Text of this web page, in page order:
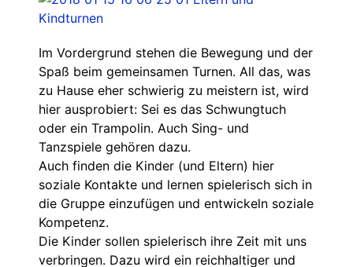
Im Vordergrund stehen die Bewegung und der
Spaß beim gemeinsamen Turnen. All das, was
zu Hause eher schwierig zu meistern ist, wird
hier ausprobiert: Sei es das Schwungtuch
oder ein Trampolin. Auch Sing- und
Tanzspiele gehören dazu.
Auch finden die Kinder (und Eltern) hier
soziale Kontakte und lernen spielerisch sich in
die Gruppe einzufügen und entwickeln soziale
Kompetenz.
Die Kinder sollen spielerisch ihre Zeit mit uns
verbringen. Dazu wird ein reichhaltiger und